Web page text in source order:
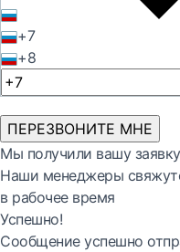
+7
+8
ПЕРЕЗВОНИТЕ МНЕ
Мы получили вашу
Наши менеджеры
в рабочее время
Успешно!
Сообщение успешно